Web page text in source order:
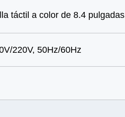
táctil a color de 8.4 pulgadas
220V, 50Hz/60Hz